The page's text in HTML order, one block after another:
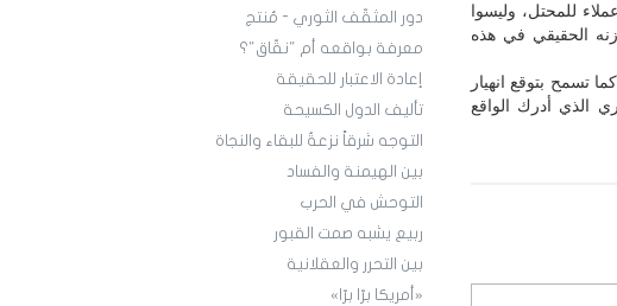
دور المثقّف الثوري - مُنتج
معرفة بواقعه أم "نقّاق"؟
إعادة الاعتبار للحقيقة
تأليف الدول الكسيحة
التوجه شرقاً نزعةٌ للبقاء والنجاة
بين الهيمنة والفساد
التوحش في الحرب
ربيع يشبه صمت القبور
بين التحرر والعقلانية
«أمريكا برّا برّا»
للمحتل، وليسوا
الحقيقي في هذه
تسمح بتوقع انهيار
الذي أدرك الواقع